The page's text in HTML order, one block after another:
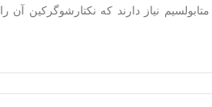
نیاز دارند که نکتارشوگرکین آن را